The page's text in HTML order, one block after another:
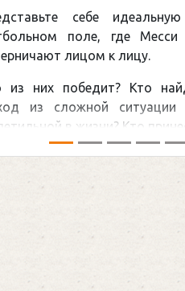
Спорт)
принадлежит
Гретцки, — едва ли не
хоккейная тема
сезоном Национальной